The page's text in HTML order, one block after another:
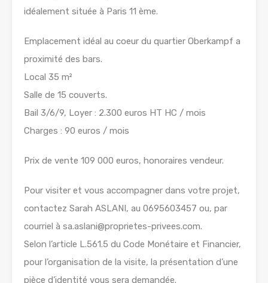
idéalement située à Paris 11 ème.
Emplacement idéal au coeur du quartier Oberkampf a
proximité des bars.
Local 35 m²
Salle de 15 couverts.
Bail 3/6/9, Loyer : 2.300 euros HT HC / mois
Charges : 90 euros / mois
Prix de vente 109 000 euros, honoraires vendeur.
Pour visiter et vous accompagner dans votre projet,
contactez Sarah ASLANI, au 0695603457 ou, par
courriel à sa.aslani@proprietes-privees.com.
Selon l’article L.561.5 du Code Monétaire et Financier,
pour l’organisation de la visite, la présentation d’une
pièce d’identité vous sera demandée.